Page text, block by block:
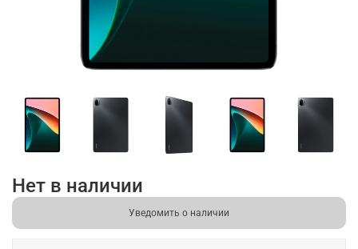
Нет в наличии
Уведомить о наличии